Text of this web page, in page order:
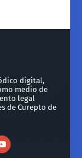
digital,
medio de
legal
de Curepto de